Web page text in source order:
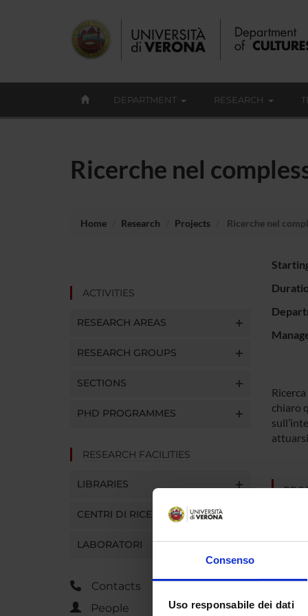
Consenso
Uso responsabile dei dati
DEPARTMENT RESEARCH
Ricerche nel
Home Research Projects Ricerche nel
ACTIVITIES
RESEARCH AREAS
RESEARCH GROUPS
SECTIONS
PHD PROGRAMMES
RESEARCH FACILITIES
LIBRARIES
CENTRI DI RICERCA
LABORATORI
Contacts
People
chiaro